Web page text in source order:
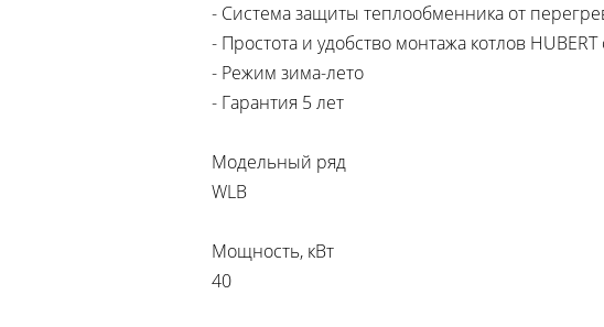
- Система защиты теплообменника от
- Простота и удобство монтажа котлов
- Режим зима-лето
- Гарантия 5 лет
Модельный ряд
WLB
Мощность, кВт
40